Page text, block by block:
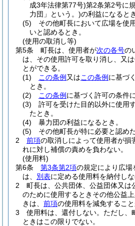
成3年法律第77号)第2条第2号に
力団」という。)の利益になるとき
(5)
その他町長において広場を使
いと認めるとき。
(使用の取消し等)
第5条
町長は、使用者が次の各号の
は、その使用許可を取り消し、又
とができる。
(1)
この条例 又はこの条例 に基づ
とき。
(2)
この条例 に基づく許可の条件
(3)
許可を受けた目的以外に使用
たとき。
(4)
暴力団の利益になるとき。
(5)
その他町長が特に必要と認めた
2
前項の取消しによって使用者が損
れに対し補償の責めを負わない。
(使用料)
第6条
第3条第2項の規定により広場
は、 別表に定める使用料を納付しな
2
町長は、公共団体、公益団体又は
のために使用するときその他公益
きは、 前項の使用料を減免すること
3
使用料は、還付しない。 ただし、
ときはこの限りでない。